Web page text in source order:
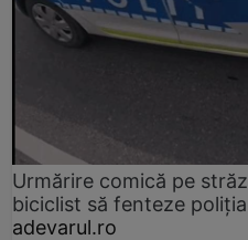
Urmărire comică pe
biciclist să fenteze
adevarul.ro